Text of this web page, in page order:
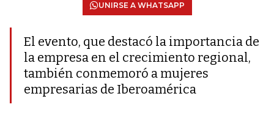
UNIRSE A WHATSAPP
El evento, que destacó la importancia de
la empresa en el crecimiento regional,
también conmemoró a mujeres
empresarias de Iberoamérica